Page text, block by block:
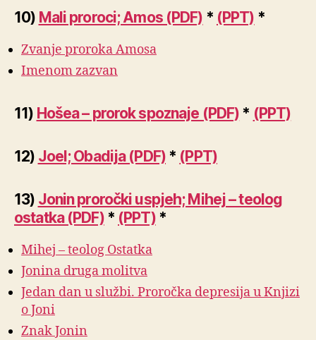
10) Mali proroci; Amos (PDF) * (PPT) *
Zvanje proroka Amosa
Imenom zazvan
11) Hošea – prorok spoznaje (PDF) * (PPT)
12) Joel; Obadija (PDF)* (PPT)
13) Jonin proročki uspjeh; Mihej – teolog
ostatka (PDF)* (PPT)*
Mihej – teolog Ostatka
Jonina druga molitva
Jedan dan u službi. Proročka depresija u Knjizi
o Joni
Znak Jonin